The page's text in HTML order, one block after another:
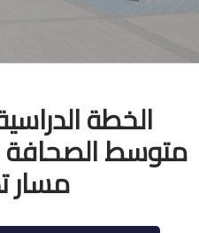
الخطة
متوسط الصحافة
مسار